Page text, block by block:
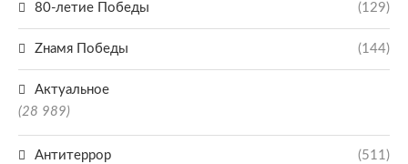
80-летие Победы (129)
Zнамя Победы (144)
Актуальное
(28 989)
Антитеррор (511)